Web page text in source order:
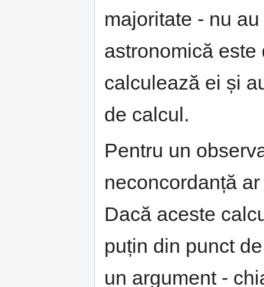
majoritate - nu
astronomică
calculează ei și
de calcul.
Pentru un
neconcordanță
Dacă aceste
puțin din punct
un argument -